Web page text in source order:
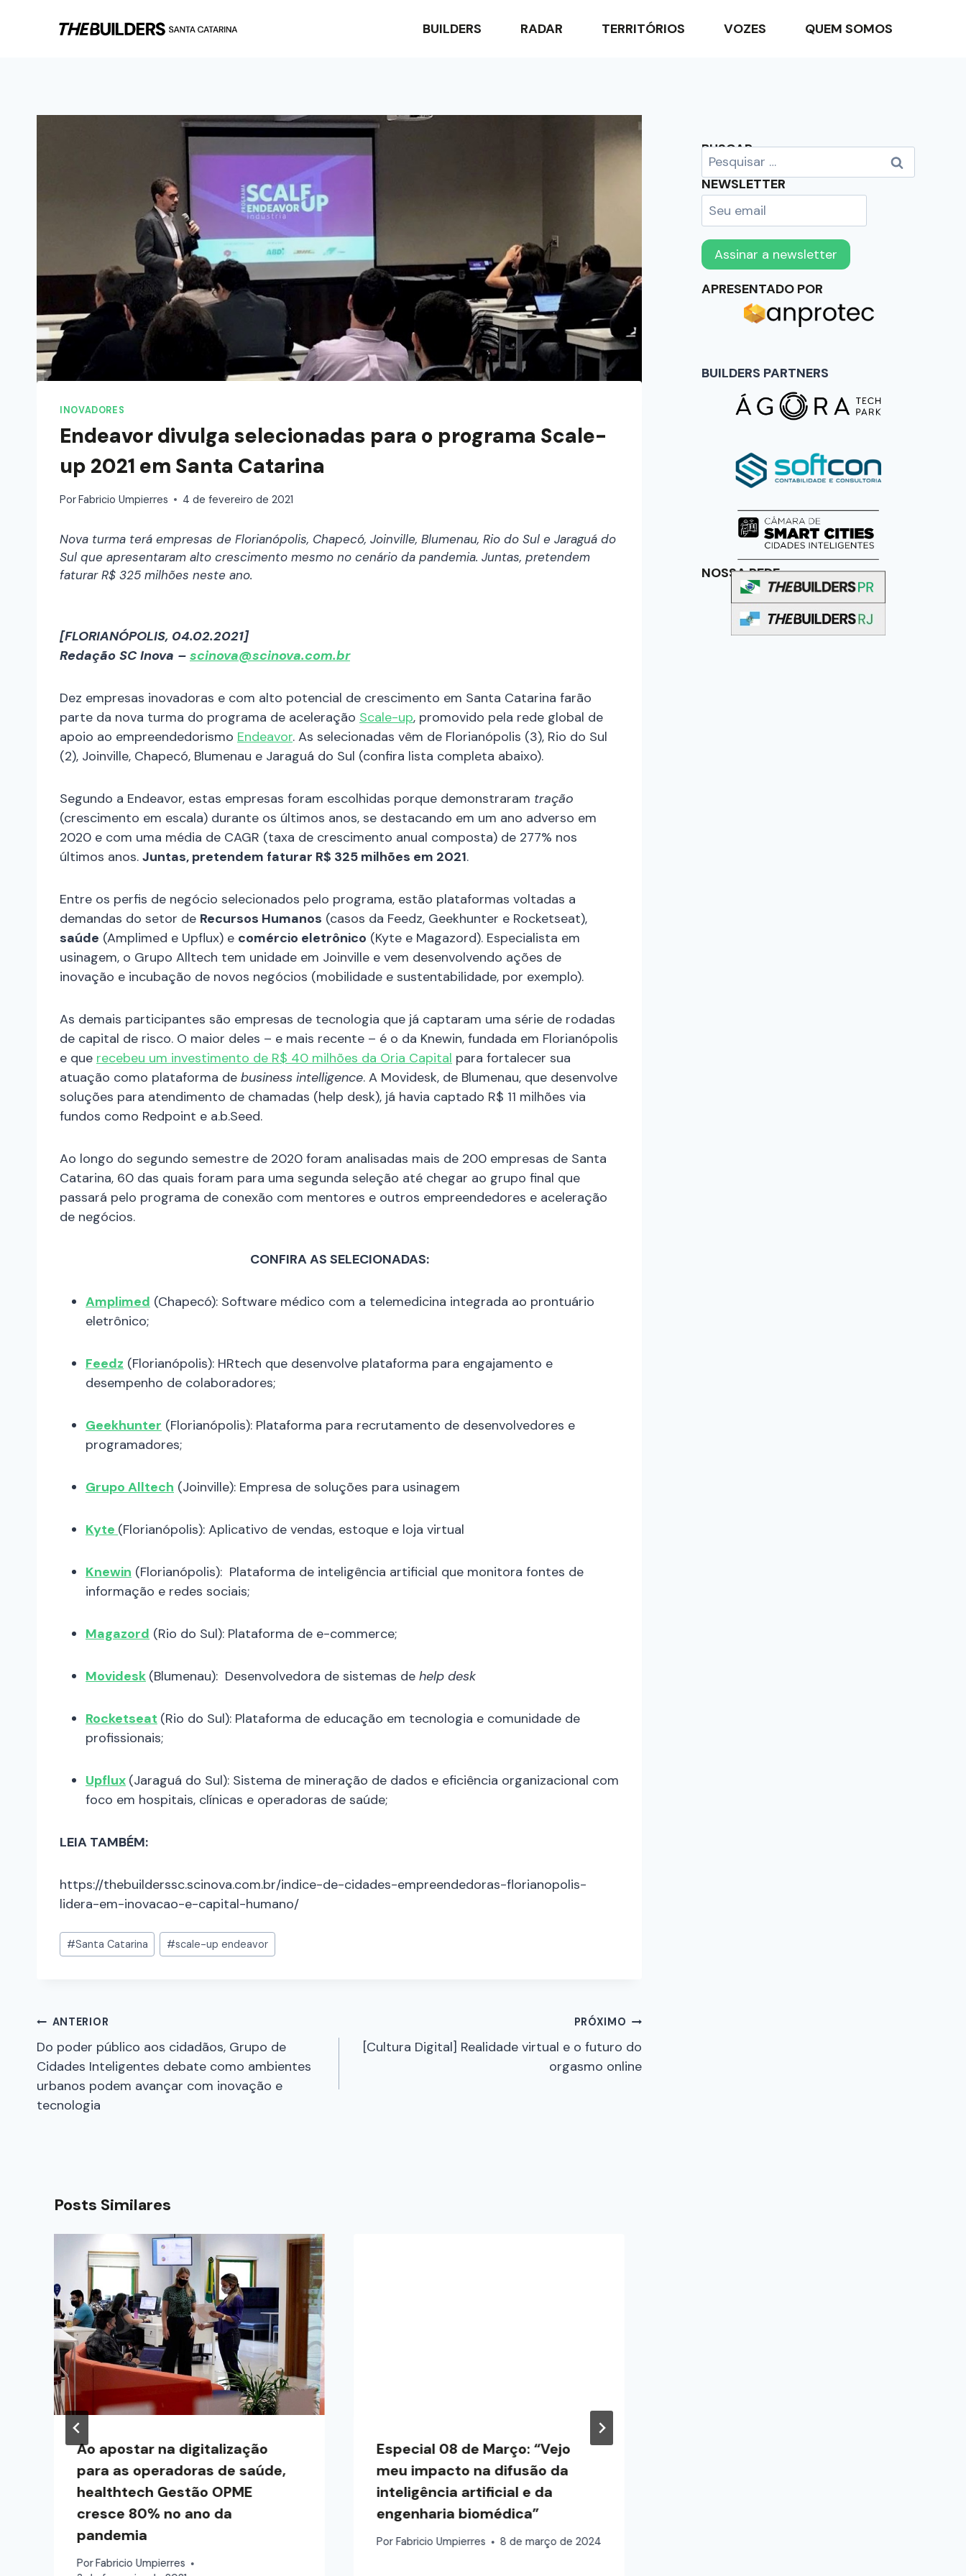
BUILDERS RADAR TERRITÓRIOS VOZES QUEM SOMOS
INOVADORES
Endeavor divulga selecionadas para o programa Scale-
up 2021 em Santa Catarina
PorFabricio Umpierres 4 de fevereiro de 2021
Nova turma terá empresas de Florianópolis, Chapecó, Joinville, Blumenau, Rio do Sul e Jaraguá do
Sul que apresentaram alto crescimento mesmo no cenário da pandemia. Juntas, pretendem
faturar R$ 325 milhões neste ano.
[FLORIANÓPOLIS, 04.02.2021]
Redação SC Inova – scinova@scinova.com.br
Dez empresas inovadoras e com alto potencial de crescimento em Santa Catarina farão
parte da nova turma do programa de aceleração Scale-up, promovido pela rede global de
apoio ao empreendedorismo Endeavor. As selecionadas vêm de Florianópolis (3), Rio do Sul
(2), Joinville, Chapecó, Blumenau e Jaraguá do Sul (confira lista completa abaixo).
Segundo a Endeavor, estas empresas foram escolhidas porque demonstraram tração
(crescimento em escala) durante os últimos anos, se destacando em um ano adverso em
2020 e com uma média de CAGR (taxa de crescimento anual composta) de 277% nos
últimos anos. Juntas, pretendem faturar R$ 325 milhões em 2021.
Entre os perfis de negócio selecionados pelo programa, estão plataformas voltadas a
demandas do setor de Recursos Humanos (casos da Feedz, Geekhunter e Rocketseat),
saúde (Amplimed e Upflux) e comércio eletrônico (Kyte e Magazord). Especialista em
usinagem, o Grupo Alltech tem unidade em Joinville e vem desenvolvendo ações de
inovação e incubação de novos negócios (mobilidade e sustentabilidade, por exemplo).
As demais participantes são empresas de tecnologia que já captaram uma série de rodadas
de capital de risco. O maior deles – e mais recente – é o da Knewin, fundada em Florianópolis
e que recebeu um investimento de R$ 40 milhões da Oria Capital para fortalecer sua
atuação como plataforma de business intelligence. A Movidesk, de Blumenau, que desenvolve
soluções para atendimento de chamadas (help desk), já havia captado R$ 11 milhões via
fundos como Redpoint e a.b.Seed.
Ao longo do segundo semestre de 2020 foram analisadas mais de 200 empresas de Santa
Catarina, 60 das quais foram para uma segunda seleção até chegar ao grupo final que
passará pelo programa de conexão com mentores e outros empreendedores e aceleração
de negócios.
CONFIRA AS SELECIONADAS:
Amplimed (Chapecó): Software médico com a telemedicina integrada ao prontuário
eletrônico;
Feedz (Florianópolis): HRtech que desenvolve plataforma para engajamento e
desempenho de colaboradores;
Geekhunter (Florianópolis): Plataforma para recrutamento de desenvolvedores e
programadores;
Grupo Alltech (Joinville): Empresa de soluções para usinagem
Kyte (Florianópolis): Aplicativo de vendas, estoque e loja virtual
Knewin (Florianópolis): Plataforma de inteligência artificial que monitora fontes de
informação e redes sociais;
Magazord (Rio do Sul): Plataforma de e-commerce;
Movidesk (Blumenau): Desenvolvedora de sistemas de help desk
Rocketseat (Rio do Sul): Plataforma de educação em tecnologia e comunidade de
profissionais;
Upflux (Jaraguá do Sul): Sistema de mineração de dados e eficiência organizacional com
foco em hospitais, clínicas e operadoras de saúde;
LEIA TAMBÉM:
https://thebuilderssc.scinova.com.br/indice-de-cidades-empreendedoras-florianopolis-
lidera-em-inovacao-e-capital-humano/
#Santa Catarina #scale-up endeavor
ANTERIOR
Do poder público aos cidadãos, Grupo de
Cidades Inteligentes debate como ambientes
urbanos podem avançar com inovação e
tecnologia
PRÓXIMO
[Cultura Digital] Realidade virtual e o futuro do
orgasmo online
Posts Similares
Ao apostar na digitalização
para as operadoras de saúde,
healthtech Gestão OPME
cresce 80% no ano da
pandemia
PorFabricio Umpierres
Especial 08 de Março: “Vejo
meu impacto na difusão da
inteligência artificial e da
engenharia biomédica”
Por Fabricio Umpierres 8 de março de 2024
BUSCAR
NEWSLETTER
APRESENTADO POR
BUILDERS PARTNERS
NOSSA REDE